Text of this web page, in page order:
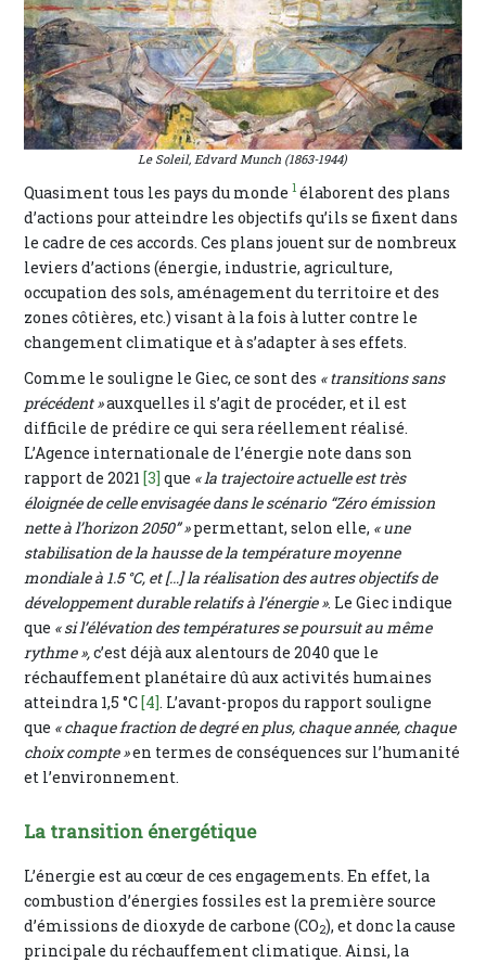
Le Soleil, Edvard Munch (1863-1944)
Quasiment tous les pays du monde 1 élaborent des plans
d’actions pour atteindre les objectifs qu’ils se fixent dans
le cadre de ces accords. Ces plans jouent sur de nombreux
leviers d’actions (énergie, industrie, agriculture,
occupation des sols, aménagement du territoire et des
zones côtières, etc.) visant à la fois à lutter contre le
changement climatique et à s’adapter à ses effets.
Comme le souligne le Giec, ce sont des « transitions sans
précédent »auxquelles il s’agit de procéder, et il est
difficile de prédire ce qui sera réellement réalisé.
L’Agence internationale de l’énergie note dans son
rapport de 2021[3] que « la trajectoire actuelle est très
éloignée de celle envisagée dans le scénario “Zéro émission
nette à l’horizon 2050” »permettant, selon elle, « une
stabilisation de la hausse de la température moyenne
mondiale à 1.5 °C, et […] la réalisation des autres objectifs de
développement durable relatifs à l’énergie ». Le Giec indique
que « si l’élévation des températures se poursuit au même
rythme »,c’est déjà aux alentours de 2040 que le
réchauffement planétaire dû aux activités humaines
atteindra 1,5 °C[4]. L’avant-propos du rapport souligne
que « chaque fraction de degré en plus, chaque année, chaque
choix compte »en termes de conséquences sur l’humanité
et l’environnement.
La transition énergétique
L’énergie est au cœur de ces engagements. En effet, la
combustion d’énergies fossiles est la première source
d’émissions de dioxyde de carbone (CO2), et donc la cause
principale du réchauffement climatique. Ainsi, la